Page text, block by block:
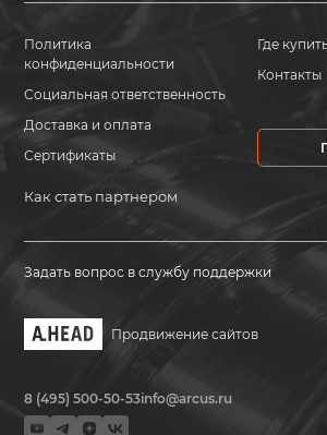
Политика
конфиденциальности
Социальная ответственность
Доставка и оплата
Сертификаты
Как стать партнером
Где
Контакты
Задать вопрос в службу поддержки
Продвижение сайтов
8 (495) 500-50-53info@arcus.ru